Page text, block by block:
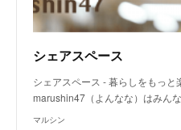
シェアスペース
シェアスペース - 暮らしをもっと
marushin47（よんなな）はみん
マルシン